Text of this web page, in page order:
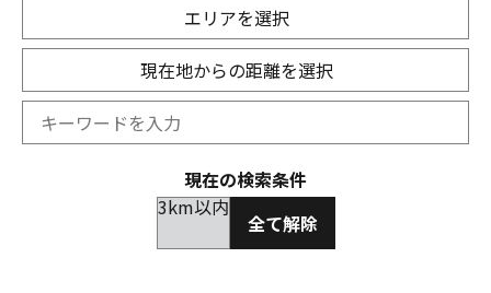
エリアを選択
現在地からの距離を選択
現在の検索条件
3km以内
全て解除